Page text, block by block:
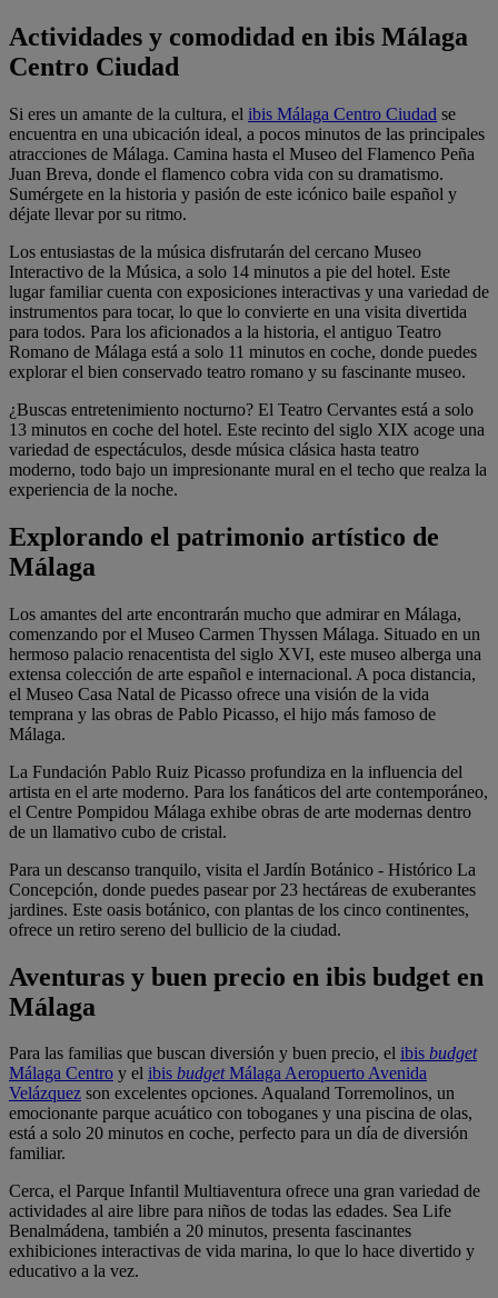
Actividades y comodidad en ibis Málaga
Centro Ciudad
Si eres un amante de la cultura, el ibis Málaga Centro Ciudad se
encuentra en una ubicación ideal, a pocos minutos de las principales
atracciones de Málaga. Camina hasta el Museo del Flamenco Peña
Juan Breva, donde el flamenco cobra vida con su dramatismo.
Sumérgete en la historia y pasión de este icónico baile español y
déjate llevar por su ritmo.
Los entusiastas de la música disfrutarán del cercano Museo
Interactivo de la Música, a solo 14 minutos a pie del hotel. Este
lugar familiar cuenta con exposiciones interactivas y una variedad de
instrumentos para tocar, lo que lo convierte en una visita divertida
para todos. Para los aficionados a la historia, el antiguo Teatro
Romano de Málaga está a solo 11 minutos en coche, donde puedes
explorar el bien conservado teatro romano y su fascinante museo.
¿Buscas entretenimiento nocturno? El Teatro Cervantes está a solo
13 minutos en coche del hotel. Este recinto del siglo XIX acoge una
variedad de espectáculos, desde música clásica hasta teatro
moderno, todo bajo un impresionante mural en el techo que realza la
experiencia de la noche.
Explorando el patrimonio artístico de
Málaga
Los amantes del arte encontrarán mucho que admirar en Málaga,
comenzando por el Museo Carmen Thyssen Málaga. Situado en un
hermoso palacio renacentista del siglo XVI, este museo alberga una
extensa colección de arte español e internacional. A poca distancia,
el Museo Casa Natal de Picasso ofrece una visión de la vida
temprana y las obras de Pablo Picasso, el hijo más famoso de
Málaga.
La Fundación Pablo Ruiz Picasso profundiza en la influencia del
artista en el arte moderno. Para los fanáticos del arte contemporáneo,
el Centre Pompidou Málaga exhibe obras de arte modernas dentro
de un llamativo cubo de cristal.
Para un descanso tranquilo, visita el Jardín Botánico - Histórico La
Concepción, donde puedes pasear por 23 hectáreas de exuberantes
jardines. Este oasis botánico, con plantas de los cinco continentes,
ofrece un retiro sereno del bullicio de la ciudad.
Aventuras y buen precio en ibis budget en
Málaga
Para las familias que buscan diversión y buen precio, el ibis budget
Málaga Centro y el ibis budgetMálaga Aeropuerto Avenida
Velázquez son excelentes opciones. Aqualand Torremolinos, un
emocionante parque acuático con toboganes y una piscina de olas,
está a solo 20 minutos en coche, perfecto para un día de diversión
familiar.
Cerca, el Parque Infantil Multiaventura ofrece una gran variedad de
actividades al aire libre para niños de todas las edades. Sea Life
Benalmádena, también a 20 minutos, presenta fascinantes
exhibiciones interactivas de vida marina, lo que lo hace divertido y
educativo a la vez.